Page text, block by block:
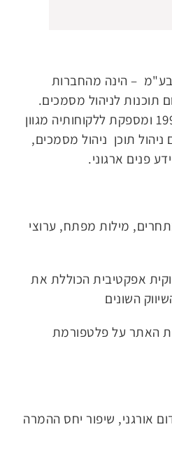
– הינה מהחברות
תוכנות לניהול מסמכים.
החברה הוקמה בשנת 1997 ומספקת ללקוחותיה מגוון
תוכן ניהול מסמכים,
פנים ארגוני.
מילות מפתח, ערוצי
אפקטיבית הכוללת את
השונים
האתר על פלטפורמת
אורגני, שיפור יחס ההמרה